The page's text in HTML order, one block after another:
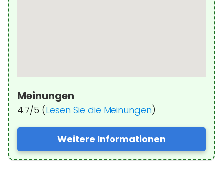
Meinungen
4.7/5 (Lesen Sie die Meinungen)
Weitere Informationen